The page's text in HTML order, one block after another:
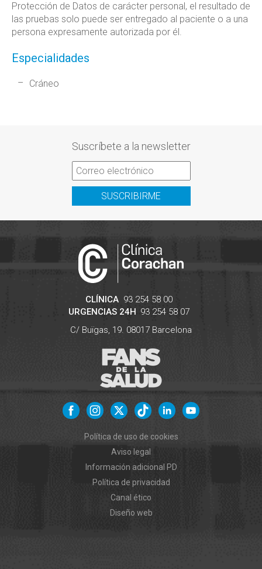
Protección de Datos de carácter personal, el resultado de
las pruebas solo puede ser entregado al paciente o a una
persona expresamente autorizada por él.
Especialidades
Cráneo
Suscríbete a la newsletter
SUSCRIBIRME
CLÍNICA 93 254 58 00
URGENCIAS 24H 93 254 58 07
C/ Buïgas, 19. 08017 Barcelona
Política de uso de cookies
Aviso legal
Información adicional PD
Política de privacidad
Canal ético
Diseño web